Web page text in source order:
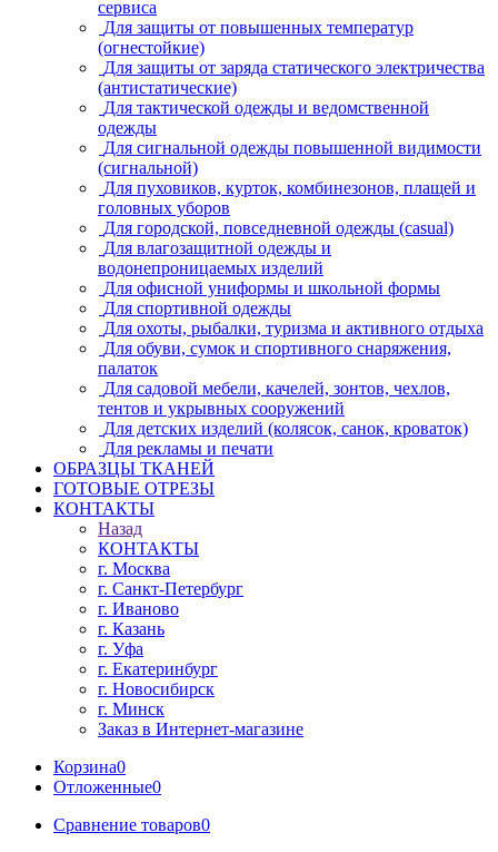
сервиса
Для защиты от повышенных температур
(огнестойкие)
Для защиты от заряда статического электричества
(антистатические)
Для тактической одежды и ведомственной
одежды
Для сигнальной одежды повышенной видимости
(сигнальной)
Для пуховиков, курток, комбинезонов, плащей и
головных уборов
Для городской, повседневной одежды (casual)
Для влагозащитной одежды и
водонепроницаемых изделий
Для офисной униформы и школьной формы
Для спортивной одежды
Для охоты, рыбалки, туризма и активного отдыха
Для обуви, сумок и спортивного снаряжения,
палаток
Для садовой мебели, качелей, зонтов, чехлов,
тентов и укрывных сооружений
Для детских изделий (колясок, санок, кроваток)
Для рекламы и печати
ОБРАЗЦЫ ТКАНЕЙ
ГОТОВЫЕ ОТРЕЗЫ
КОНТАКТЫ
Назад
КОНТАКТЫ
г. Москва
г. Санкт-Петербург
г. Иваново
г. Казань
г. Уфа
г. Екатеринбург
г. Новосибирск
г. Минск
Заказ в Интернет-магазине
Корзина0
Отложенные0
Сравнение товаров0